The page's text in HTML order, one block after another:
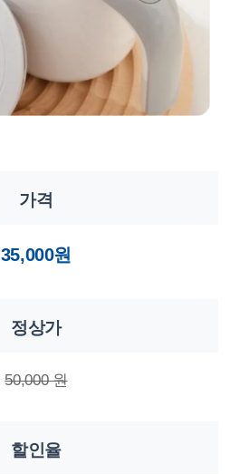
가격
35,000원
정상가
50,000 원
할인율